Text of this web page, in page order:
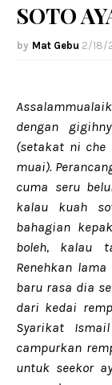
SOTO
Mat Gebu 2/18/
dengan
(setakat ni che
muai).
cuma seru
kalau kuah
bahagian
boleh, kalau
Renehkan
baru rasa dia
dari kedai
Syarikat
campurkan
untuk seekor